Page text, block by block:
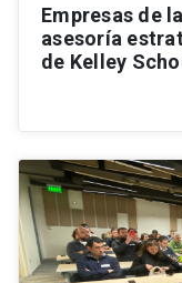
Empresas de
asesoría
de Kelley